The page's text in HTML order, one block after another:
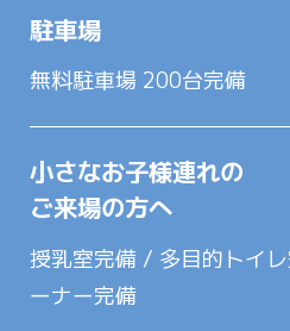
駐車場
無料駐車場 200台完備
小さなお子様連れの
ご来場の方へ
授乳室完備 / 多目的トイ
ーナー完備